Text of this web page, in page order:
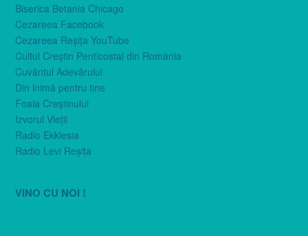
Biserica Betania Chicago
Cezareea Facebook
Cezareea Reşiţa YouTube
Cultul Creştin Penticostal din România
Cuvântul Adevărului
Din inimă pentru tine
Foaia Creştinului
Izvorul Vieţii
Radio Ekklesia
Radio Levi Reşiţa
VINO CU NOI !